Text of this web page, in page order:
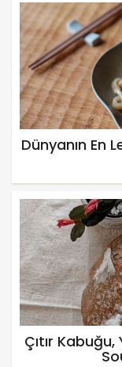
Dünyanın En
Çıtır